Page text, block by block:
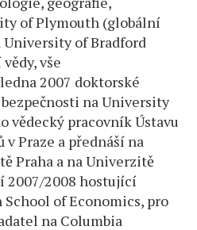
of Plymouth (globální
University of Bradford
vše
2007 doktorské
na University
vědecký pracovník Ústavu
Praze a přednáší na
Praha a na Univerzitě
2007/2008 hostující
of Economics, pro
na Columbia